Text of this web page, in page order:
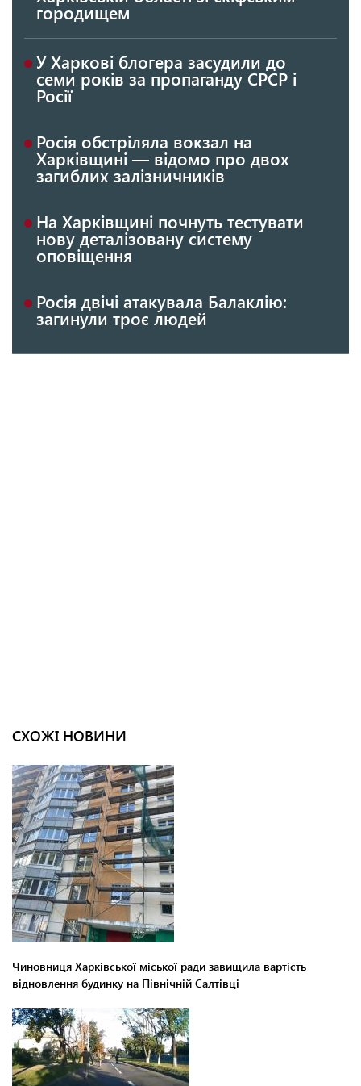
городищем
У Харкові блогера засудили до
семи років за пропаганду СРСР і
Росії
Росія обстріляла вокзал на
Харківщині — відомо про двох
загиблих залізничників
На Харківщині почнуть тестувати
нову деталізовану систему
оповіщення
Росія двічі атакувала Балаклію:
загинули троє людей
СХОЖІ НОВИНИ
Чиновниця Харківської міської ради завищила вартість
відновлення будинку на Північній Салтівці